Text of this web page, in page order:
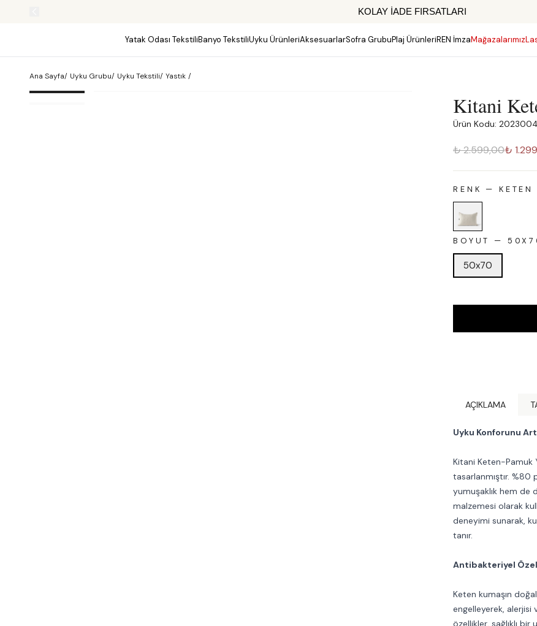
Yatak Odası TekstiliBanyo TekstiliUyku ÜrünleriAksesuarlarSofra GrubuPlaj ÜrünleriREN İmzaMağazalarımız
Ana Sayfa/ Uyku Grubu/ Uyku Tekstili/ Yastık /
Kitani
Ürün Kodu:
₺ 2.599,00₺
RENK — KETEN
BOYUT —
50x70
AÇIKLAMA
Uyku Konforunu
Kitani Keten-Pamuk
tasarlanmıştır. %80
yumuşaklık hem de
malzemesi olarak
deneyimi sunarak,
tanır.
Antibakteriyel
Keten kumaşın
engelleyerek, alerjisi
özellikler, sağlıklı bir